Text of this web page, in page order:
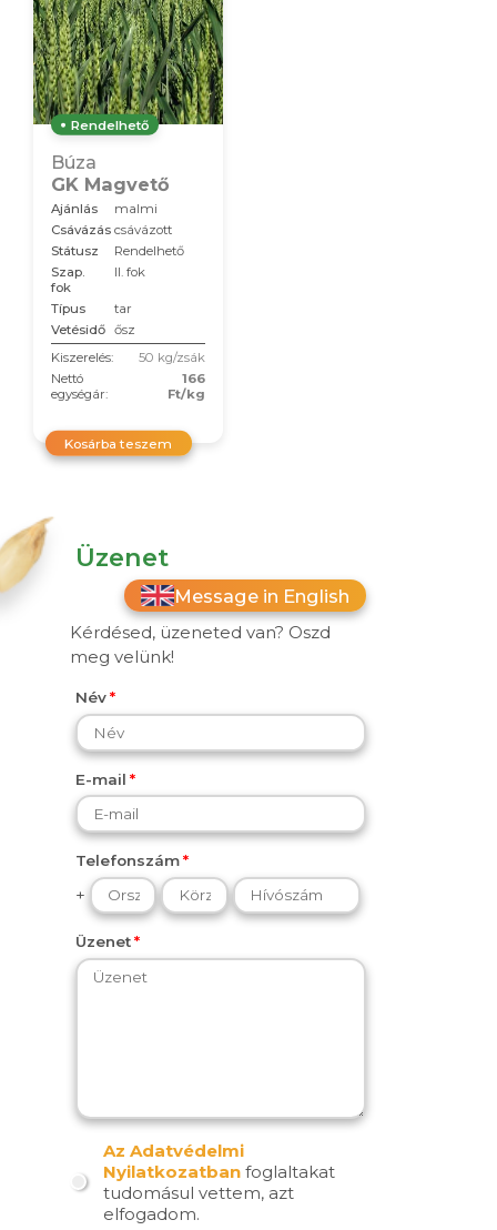
Rendelhető
Búza
GK Magvető
Ajánlás
malmi
Csávázás csávázott
Státusz
Rendelhető
Szap.
fok
II. fok
Típus
tar
Vetésidő ősz
Kiszerelés:
50 kg/zsák
Nettó
egységár:
166
Ft/kg
Kosárba teszem
Üzenet
Message in English
Kérdésed, üzeneted van? Oszd
meg velünk!
Név
E-mail
Telefonszám
+
Üzenet
Az Adatvédelmi
Nyilatkozatban foglaltakat
tudomásul vettem, azt
elfogadom.